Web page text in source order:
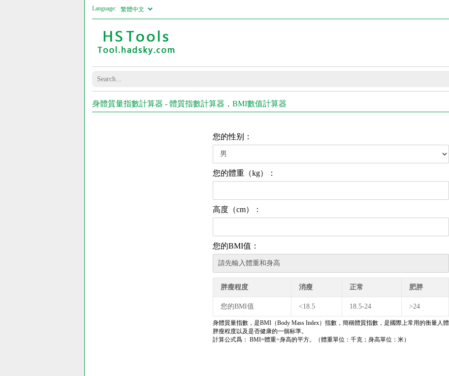
Language:
身體質量指數計算器 - 體質指數計算器，BMI數值計算器
您的性别：
您的體重（kg）：
高度（cm）：
您的BMI值：
胖瘦程度 消瘦 正常 肥胖
您的BMI值 <18.5 18.5-24 >24
身體質量指數，是BMI（Body Mass Index）指數，簡稱體質指數，是國際上常用的衡量人體
胖瘦程度以及是否健康的一個标準。
計算公式爲： BMI=體重÷身高的平方。（體重單位：千克；身高單位：米）